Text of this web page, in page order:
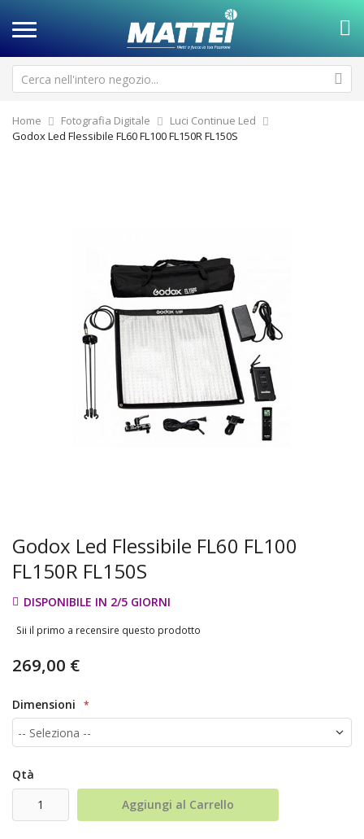
Home Fotografia Digitale
Luci Continue Led
Godox Led Flessibile FL60 FL100 FL150R FL150S
Godox Led Flessibile FL60 FL100
FL150R FL150S
DISPONIBILE IN 2/5 GIORNI
Sii il primo a recensire questo prodotto
269,00 €
Dimensioni
Qtà
Aggiungi al Carrello